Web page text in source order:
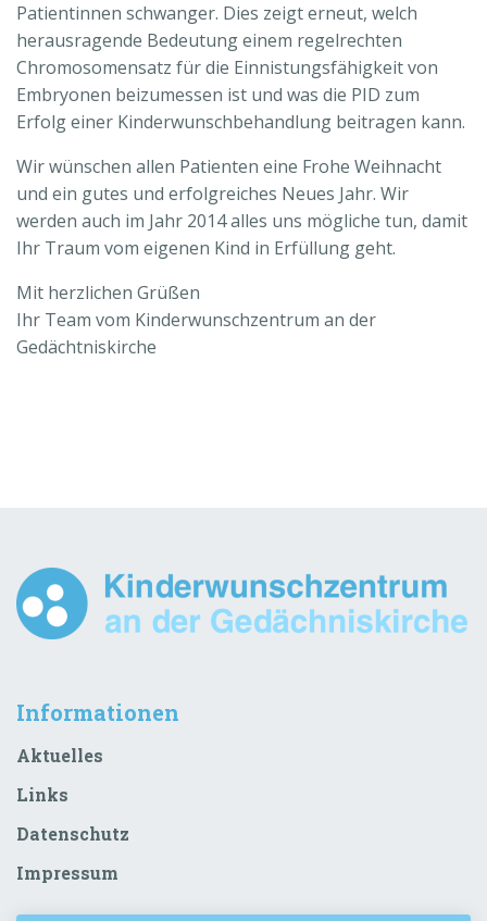
Patientinnen schwanger. Dies zeigt erneut, welch
herausragende Bedeutung einem regelrechten
Chromosomensatz für die Einnistungsfähigkeit von
Embryonen beizumessen ist und was die PID zum
Erfolg einer Kinderwunschbehandlung beitragen kann.
Wir wünschen allen Patienten eine Frohe Weihnacht
und ein gutes und erfolgreiches Neues Jahr. Wir
werden auch im Jahr 2014 alles uns mögliche tun, damit
Ihr Traum vom eigenen Kind in Erfüllung geht.
Mit herzlichen Grüßen
Ihr Team vom Kinderwunschzentrum an der
Gedächtniskirche
Informationen
Aktuelles
Links
Datenschutz
Impressum